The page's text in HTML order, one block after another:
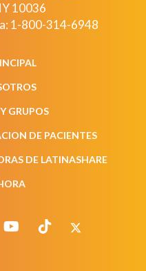
10036
1-800-314-6948
GRUPOS
DE PACIENTES
DE LATINASHARE